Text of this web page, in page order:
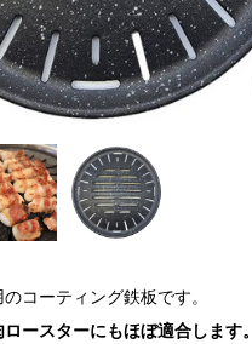
コーティング鉄板です。
ースターにもほぼ適合します。